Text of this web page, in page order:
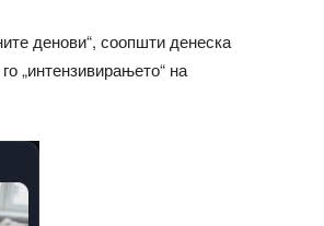
денови“, соопшти денеска
„интензивирањето“ на